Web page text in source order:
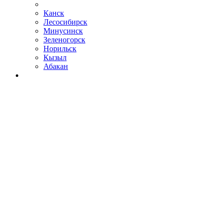
Канск
Лесосибирск
Минусинск
Зеленогорск
Норильск
Кызыл
Абакан